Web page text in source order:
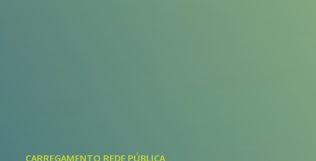
CARREGAMENTO REDE PÚBLICA